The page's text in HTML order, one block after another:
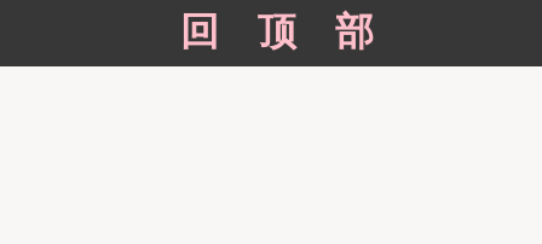
回顶部